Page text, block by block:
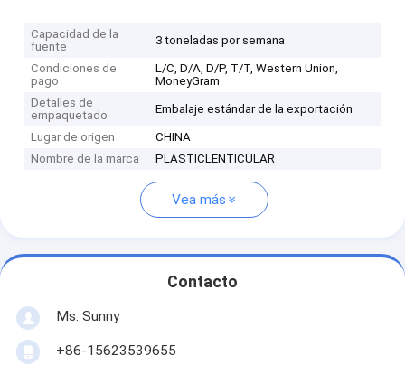
Capacidad de la
fuente
3 toneladas por semana
Condiciones de
pago
L/C, D/A, D/P, T/T, Western Union,
MoneyGram
Detalles de
empaquetado
Embalaje estándar de la exportación
Lugar de origen
CHINA
Nombre de la marca
PLASTICLENTICULAR
Vea más
Contacto
Ms. Sunny
+86-15623539655